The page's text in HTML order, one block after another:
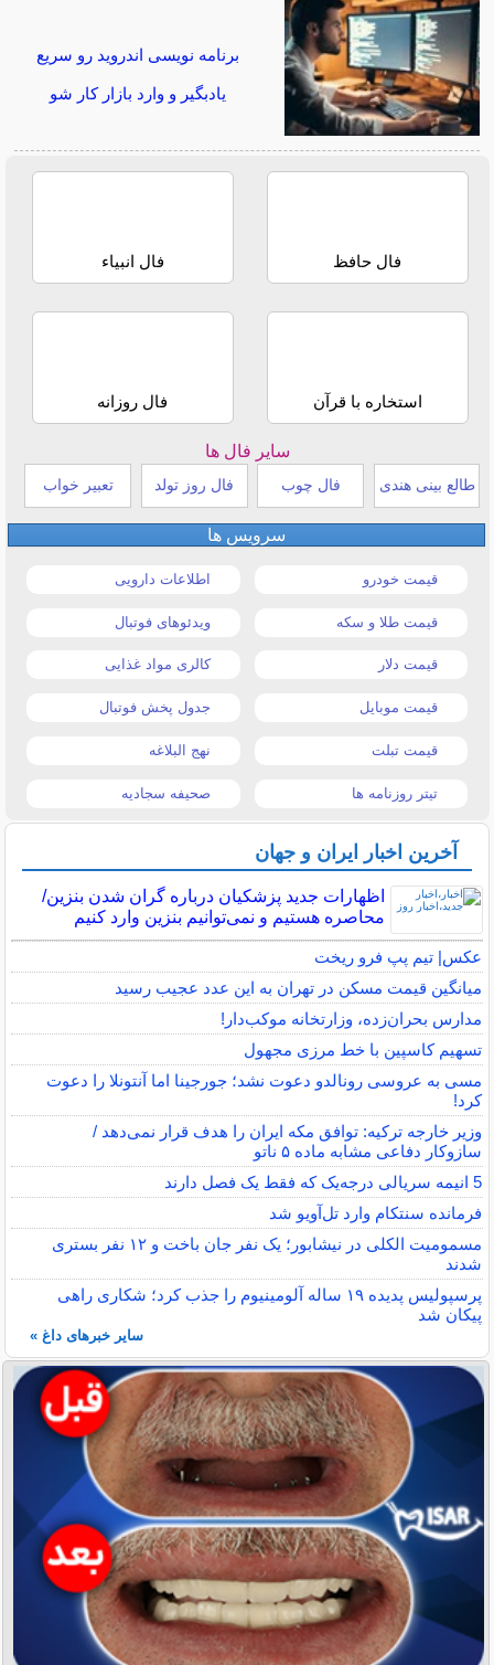
برنامه نویسی اندروید رو سریع
یادبگیر و وارد بازار کار شو
فال حافظ فال انبیاء
استخاره با قرآن فال روزانه
سایر فال ها
طالع بینی هندی فال چوب فال روز تولد تعبیر خواب
سرویس ها
قیمت خودرو اطلاعات دارویی
قیمت طلا و سکه ویدئوهای فوتبال
قیمت دلار کالری مواد غذایی
قیمت موبایل جدول پخش فوتبال
قیمت تبلت نهج البلاغه
تیتر روزنامه ها صحیفه سجادیه
آخرین اخبار ایران و جهان
اظهارات جدید پزشکیان درباره گران شدن بنزین/
محاصره هستیم و نمی‌توانیم بنزین وارد کنیم
عکس| تیم پپ فرو ریخت
میانگین قیمت مسکن در تهران به این عدد عجیب رسید
مدارس بحران‌زده، وزارتخانه موکب‌دار!
تسهیم کاسپین با خط مرزی مجهول
مسی به عروسی رونالدو دعوت نشد؛ جورجینا اما آنتونلا را دعوت
کرد!
وزیر خارجه ترکیه: توافق مکه ایران را هدف قرار نمی‌دهد /
سازوکار دفاعی مشابه ماده ۵ ناتو
5 انیمه سریالی درجه‌یک که فقط یک فصل دارند
فرمانده سنتکام وارد تل‌آویو شد
مسمومیت الکلی در نیشابور؛ یک نفر جان باخت و ۱۲ نفر بستری
شدند
پرسپولیس پدیده ۱۹ ساله آلومینیوم را جذب کرد؛ شکاری راهی
پیکان شد
سایر خبرهای داغ »